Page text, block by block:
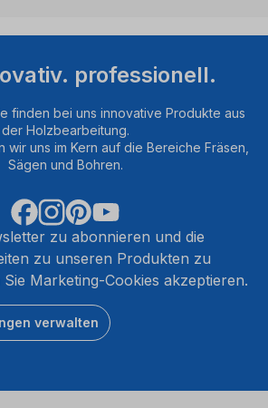
professionell.
finden bei uns innovative Produkte aus
der Holzbearbeitung.
uns im Kern auf die Bereiche Fräsen,
Sägen und Bohren.
zu abonnieren und die
zu unseren Produkten zu
Marketing-Cookies akzeptieren.
verwalten